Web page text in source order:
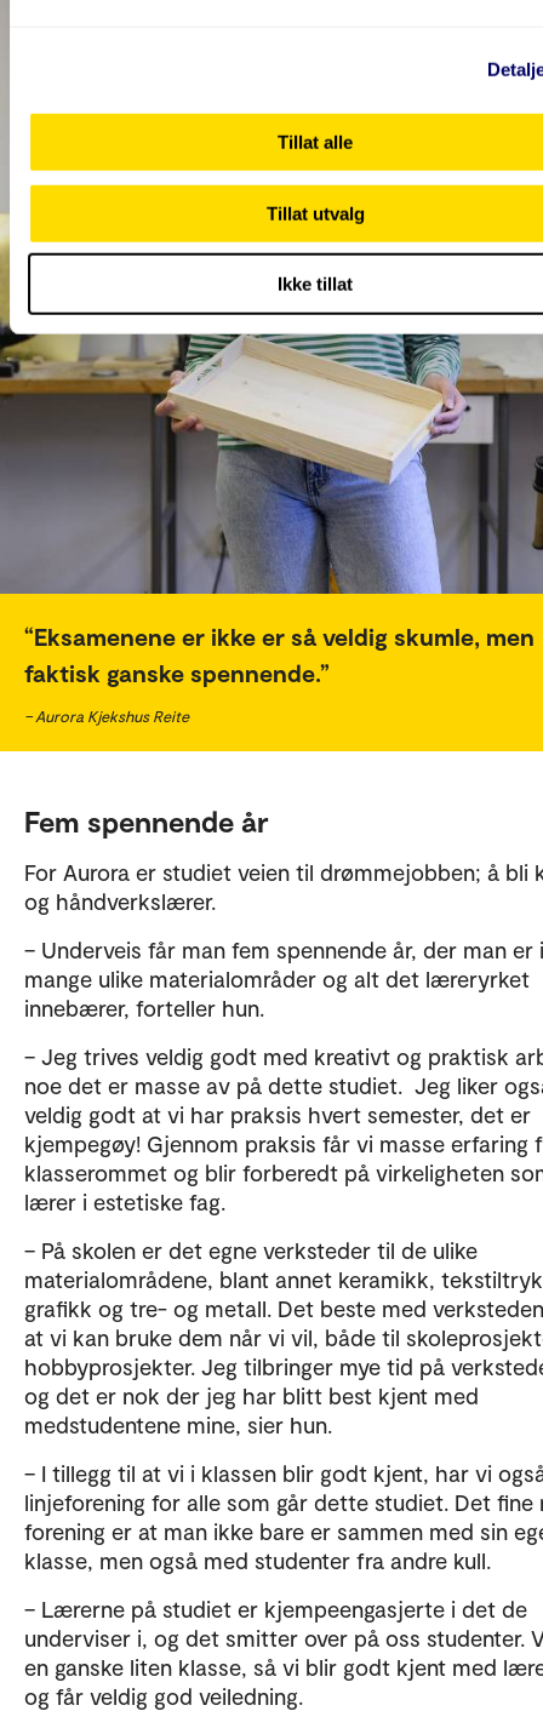
Tillat alle
Tillat utvalg
Ikke tillat
Eksamenene er ikke er så veldig skumle, men
faktisk ganske spennende.
– Aurora Kjekshus Reite
Fem spennende år
For Aurora er studiet veien til drømmejobben; å bli
og håndverkslærer.
– Underveis får man fem spennende år, der man er
mange ulike materialområder og alt det læreryrket
innebærer, forteller hun.
– Jeg trives veldig godt med kreativt og praktisk
noe det er masse av på dette studiet. Jeg liker
veldig godt at vi har praksis hvert semester, det er
kjempegøy! Gjennom praksis får vi masse erfaring
klasserommet og blir forberedt på virkeligheten
lærer i estetiske fag.
– På skolen er det egne verksteder til de ulike
materialområdene, blant annet keramikk,
grafikk og tre- og metall. Det beste med
at vi kan bruke dem når vi vil, både til
hobbyprosjekter. Jeg tilbringer mye tid på
og det er nok der jeg har blitt best kjent med
medstudentene mine, sier hun.
– I tillegg til at vi i klassen blir godt kjent, har vi
linjeforening for alle som går dette studiet. Det fine
forening er at man ikke bare er sammen med sin
klasse, men også med studenter fra andre kull.
– Lærerne på studiet er kjempeengasjerte i det de
underviser i, og det smitter over på oss studenter.
en ganske liten klasse, så vi blir godt kjent med
og får veldig god veiledning.